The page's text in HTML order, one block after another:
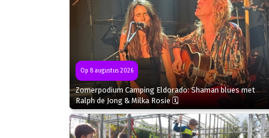
Op 8 augustus 2026
Zomerpodium Camping Eldorado: Shaman blues met
Ralph de Jong & Milka Rosie 🗓